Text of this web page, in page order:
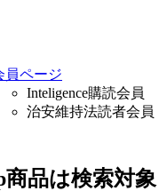
員ページ
Inteligence購読会員
治安維持法読者会員
商品は検索対象